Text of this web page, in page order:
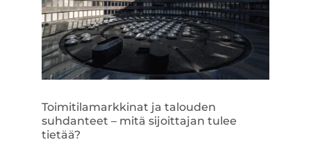
Toimitilamarkkinat ja talouden
suhdanteet – mitä sijoittajan tulee
tietää?